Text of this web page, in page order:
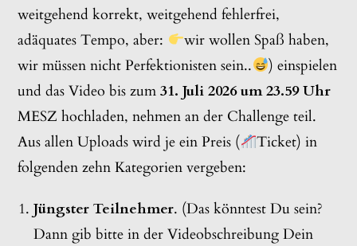
weitgehend korrekt, weitgehend fehlerfrei,
adäquates Tempo, aber:
wir wollen Spaß haben,
wir müssen nicht Perfektionisten sein..
) einspielen
und das Video bis zum31. Juli 2026 um 23.59 Uhr
MESZ hochladen, nehmen an der Challenge teil.
Aus allen Uploads wird je ein Preis (
Ticket) in
folgenden zehn Kategorien vergeben:
Jüngster Teilnehmer. (Das könntest Du sein?
Dann gib bitte in der Videobschreibung Dein